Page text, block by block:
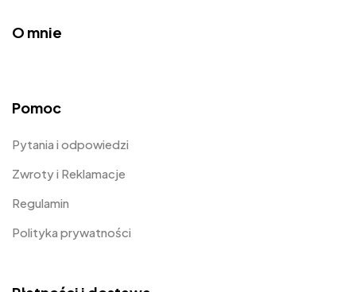
O mnie
Pomoc
Pytania i odpowiedzi
Zwroty i Reklamacje
Regulamin
Polityka prywatności